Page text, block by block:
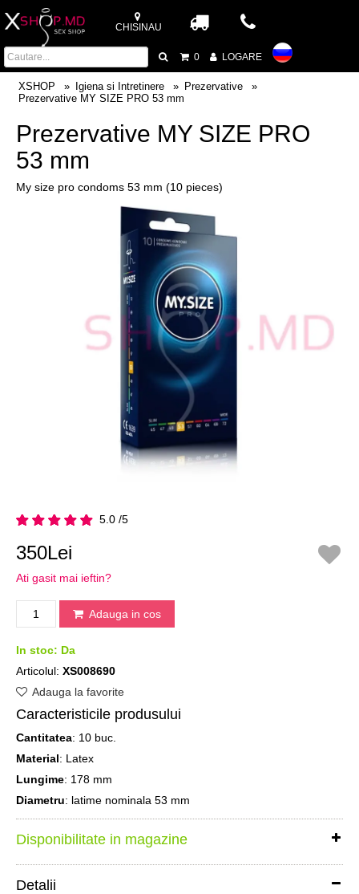
CHISINAU
0 LOGARE
XSHOP Igiena si Intretinere
Prezervative
Prezervative MY SIZE PRO 53 mm
Prezervative MY SIZE PRO
53 mm
My size pro condoms 53 mm (10 pieces)
5.0 /5
350Lei
Ati gasit mai ieftin?
Adauga in cos
In stoc: Da
Articolul: XS008690
Adauga la favorite
Caracteristicile produsului
Cantitatea: 10 buc.
Material: Latex
Lungime: 178 mm
Diametru: latime nominala 53 mm
Disponibilitate in magazine
Detalii